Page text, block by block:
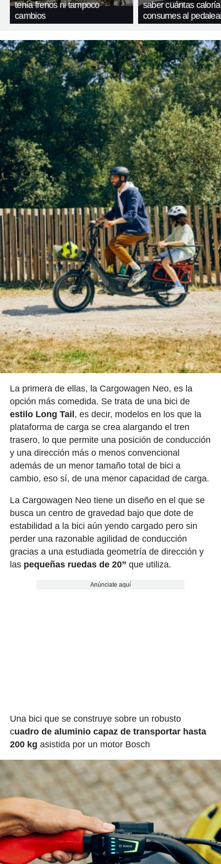
tenía frenos ni tampoco
cambios
saber cuántas
consumes al
La primera de ellas, la Cargowagen Neo, es la
opción más comedida. Se trata de una bici de
estilo Long Tail, es decir, modelos en los que la
plataforma de carga se crea alargando el tren
trasero, lo que permite una posición de conducción
y una dirección más o menos convencional
además de un menor tamaño total de bici a
cambio, eso sí, de una menor capacidad de carga.
La Cargowagen Neo tiene un diseño en el que se
busca un centro de gravedad bajo que dote de
estabilidad a la bici aún yendo cargado pero sin
perder una razonable agilidad de conducción
gracias a una estudiada geometría de dirección y
las pequeñas ruedas de 20’’ que utiliza.
Anúnciate aquí
Una bici que se construye sobre un robusto
cuadro de aluminio capaz de transportar hasta
200 kg asistida por un motor Bosch